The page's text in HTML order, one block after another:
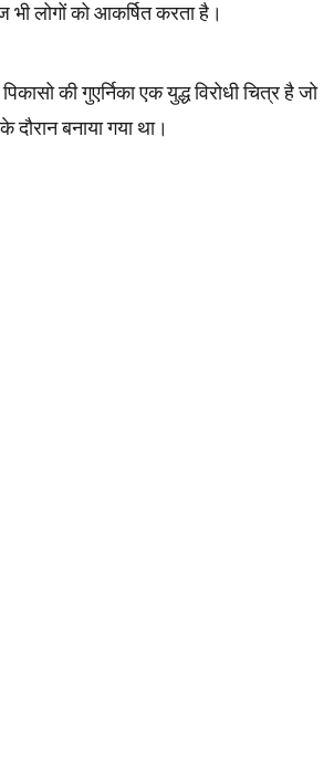
लोगों को आकर्षित करता है।
पिकासो की गुएर्निका एक युद्ध विरोधी चित्र है जो
दौरान बनाया गया था।